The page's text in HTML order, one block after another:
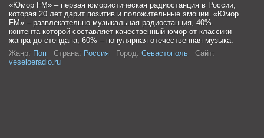
«Юмор FM» – первая юмористическая радиостанция в России,
которая 20 лет дарит позитив и положительные эмоции. «Юмор
FM» – развлекательно-музыкальная радиостанция, 40%
контента которой составляет качественный юмор от классики
жанра до стендапа, 60% – популярная отечественная музыка.
Жанр: Поп Страна: Россия Город: Севастополь
Сайт:
veseloeradio.ru